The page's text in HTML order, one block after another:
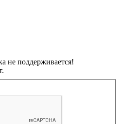
не поддерживается!